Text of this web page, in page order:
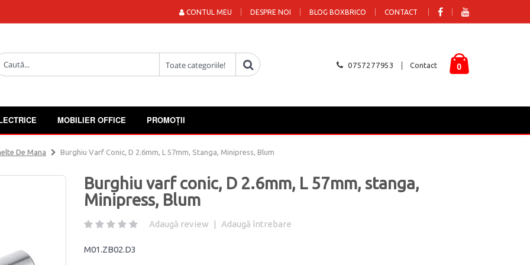
DESPRE NOI BLOG BOXBRICO CONTACT
CONTUL MEU
0757277953 Contact 0
MOBILIER OFFICE PROMOȚII
De Mana Burghiu Varf Conic, D 2.6mm, L 57mm, Stanga, Minipress, Blum
Burghiu varf conic, D 2.6mm, L 57mm, stanga,
Minipress, Blum
Adaugă review | Adaugă întrebare
M01.ZB02.D3